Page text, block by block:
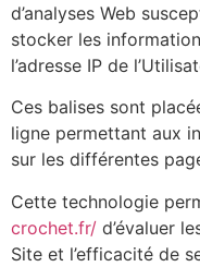
d’analyses Web
stocker les
l’adresse IP de
Ces balises sont
ligne permettant aux
sur les différentes
Cette technologie
crochet.fr/ d’évaluer
Site et l’efficacité de